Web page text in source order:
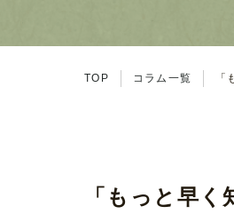
TOP コラム一覧
「もっと早